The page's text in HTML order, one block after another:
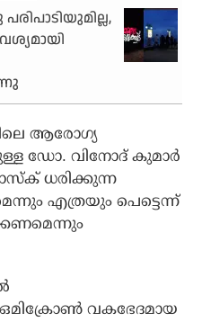
ആരോഗ്യ
ഡോ. വിനോദ് കുമാര്‍
ധരിക്കുന്ന
എത്രയും പെട്ടെന്ന്
വകഭേദമായ